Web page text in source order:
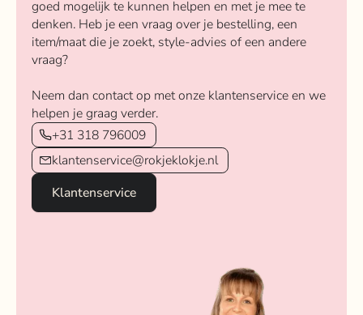
goed mogelijk te kunnen helpen en met je mee te
denken. Heb je een vraag over je bestelling, een
item/maat die je zoekt, style-advies of een andere
vraag?
Neem dan contact op met onze klantenservice en we
helpen je graag verder.
+31 318 796009
klantenservice@rokjeklokje.nl
Klantenservice